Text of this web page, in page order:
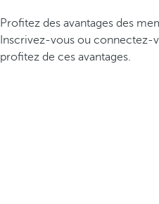
Profitez des avantages des
Inscrivez-vous ou connectez-
profitez de ces avantages.